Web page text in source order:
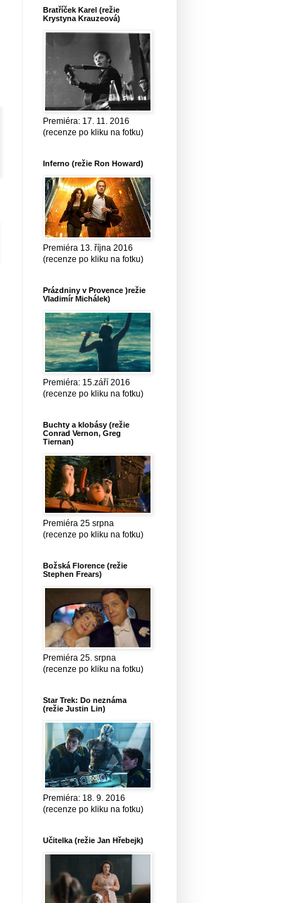
Bratříček Karel (režie
Krystyna Krauzeová)
Premiéra: 17. 11. 2016
(recenze po kliku na fotku)
Inferno (režie Ron Howard)
Premiéra 13. října 2016
(recenze po kliku na fotku)
Prázdniny v Provence )režie
Vladimír Michálek)
Premiéra: 15.září 2016
(recenze po kliku na fotku)
Buchty a klobásy (režie
Conrad Vernon, Greg
Tiernan)
Premiéra 25 srpna
(recenze po kliku na fotku)
Božská Florence (režie
Stephen Frears)
Premiéra 25. srpna
(recenze po kliku na fotku)
Star Trek: Do neznáma
(režie Justin Lin)
Premiéra: 18. 9. 2016
(recenze po kliku na fotku)
Učitelka (režie Jan Hřebejk)